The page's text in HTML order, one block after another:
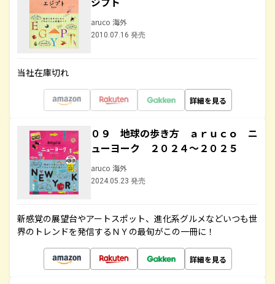
aruco 海外
2010.07.16 発売
当社在庫切れ
詳細を見る
０９ 地球の歩き方 ａｒｕｃｏ ニ
ューヨーク ２０２４～２０２５
aruco 海外
2024.05.23 発売
新感覚の展望台やアートスポット、進化系グルメなどいつも世
界のトレンドを発信するＮＹの最旬がこの一冊に！
詳細を見る